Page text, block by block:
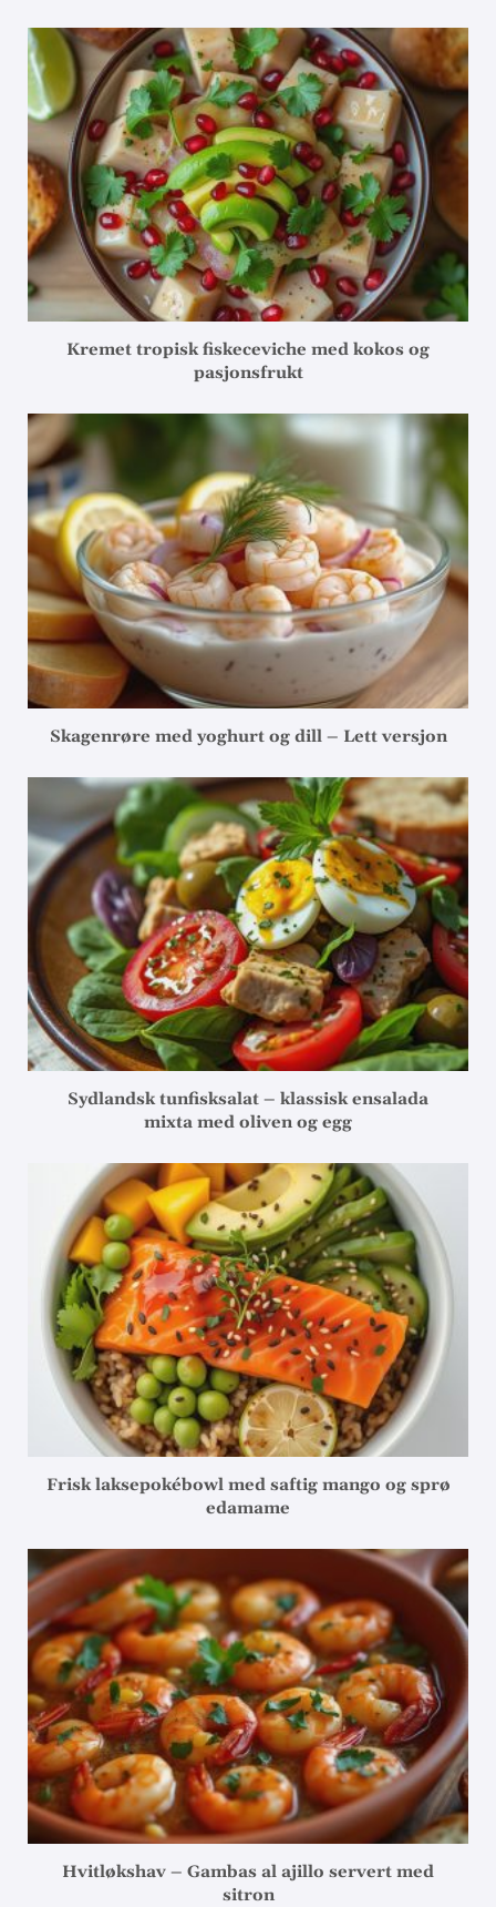
Kremet tropisk fiskeceviche med kokos og
pasjonsfrukt
Skagenrøre med yoghurt og dill – Lett versjon
Sydlandsk tunfisksalat – klassisk ensalada
mixta med oliven og egg
Frisk laksepokébowl med saftig mango og sprø
edamame
Hvitløkshav – Gambas al ajillo servert med
sitron